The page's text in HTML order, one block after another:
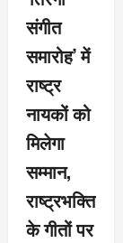
संगीत
समारोह’ में
राष्ट्र
नायकों को
मिलेगा
सम्मान,
राष्ट्रभक्ति
के गीतों पर